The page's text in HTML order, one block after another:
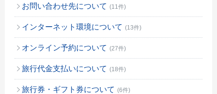
お問い合わせ先について (11件)
インターネット環境について (13件)
オンライン予約について (27件)
旅行代金支払いについて (18件)
旅行券・ギフト券について (6件)